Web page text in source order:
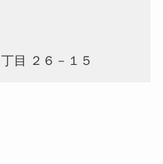
目 ２６－１５